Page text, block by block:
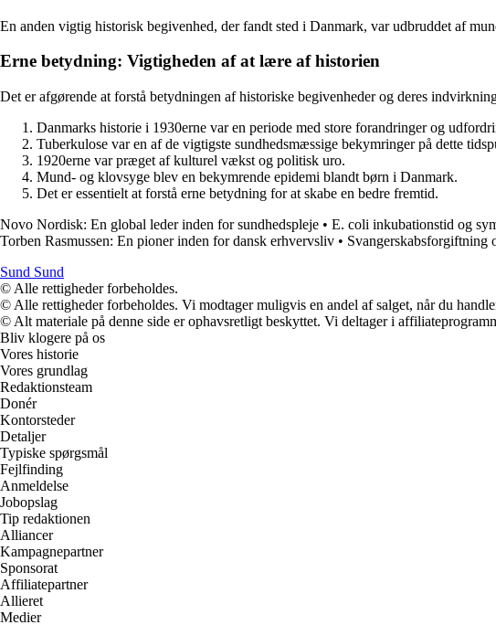
En anden vigtig historisk begivenhed, der fandt sted i Danmark, var udbruddet af
Erne betydning: Vigtigheden af at lære af historien
Det er afgørende at forstå betydningen af historiske begivenheder og deres
Danmarks historie i 1930erne var en periode med store forandringer og
Tuberkulose var en af de vigtigste sundhedsmæssige bekymringer på dette
1920erne var præget af kulturel vækst og politisk uro.
Mund- og klovsyge blev en bekymrende epidemi blandt børn i Danmark.
Det er essentielt at forstå erne betydning for at skabe en bedre fremtid.
Novo Nordisk: En global leder inden for sundhedspleje • E. coli inkubationstid og
Torben Rasmussen: En pioner inden for dansk erhvervsliv • Svangerskabsforgiftning
Sund Sund
© Alle rettigheder forbeholdes.
© Alle rettigheder forbeholdes. Vi modtager muligvis en andel af salget, når du
© Alt materiale på denne side er ophavsretligt beskyttet. Vi deltager i
Bliv klogere på os
Vores historie
Vores grundlag
Redaktionsteam
Donér
Kontorsteder
Detaljer
Typiske spørgsmål
Fejlfinding
Anmeldelse
Jobopslag
Tip redaktionen
Alliancer
Kampagnepartner
Sponsorat
Affiliatepartner
Allieret
Medier